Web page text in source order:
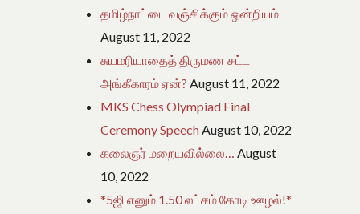
தமிழ்நாட்டை வஞ்சிக்கும் ஒன்றியம்
August 11, 2022
சுயமரியாதைத் திருமண சட்ட
அங்கீகாரம் ஏன்? August 11, 2022
MKS Chess Olympiad Final
Ceremony SpeechAugust 10, 2022
கலைஞர் மறையவில்லை… August
10, 2022
*5ஜி எனும் 1.50 லட்சம் கோடி ஊழல்!*